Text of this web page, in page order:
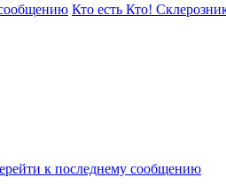
Кто есть Кто!
к последнему сообщению